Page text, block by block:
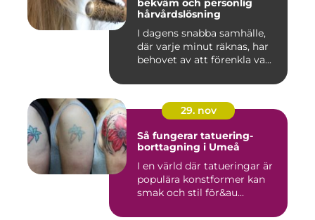
bekväm och personlig
hårvårdslösning
I dagens snabba samhälle,
där varje minut räknas, har
behovet av att förenkla va...
29. nov
Så fungerar tatuering-
borttagning i Umeå
I en värld där tatueringar är
populära konstformer kan
smak och stil för&au...